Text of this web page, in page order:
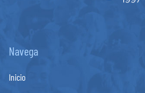
Navega
Inicio